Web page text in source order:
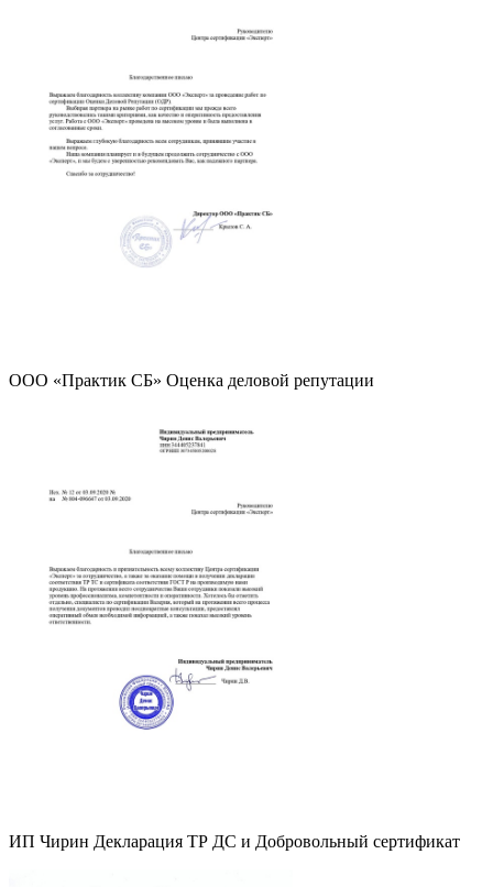
ООО «Практик СБ» Оценка деловой репутации
ИП Чирин Декларация ТР ДС и Добровольный сертификат